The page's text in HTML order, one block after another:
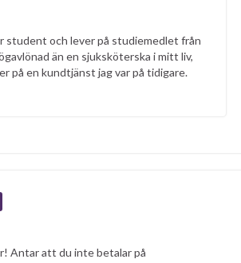
student och lever på studiemedlet från
än en sjuksköterska i mitt liv,
på en kundtjänst jag var på tidigare.
Antar att du inte betalar på